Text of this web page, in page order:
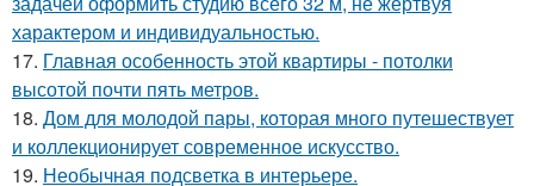
характером и индивидуальностью.
17. Главная особенность этой квартиры - потолки
высотой почти пять метров.
18. Дом для молодой пары, которая много путешествует
и коллекционирует современное искусство.
19. Необычная подсветка в интерьере.